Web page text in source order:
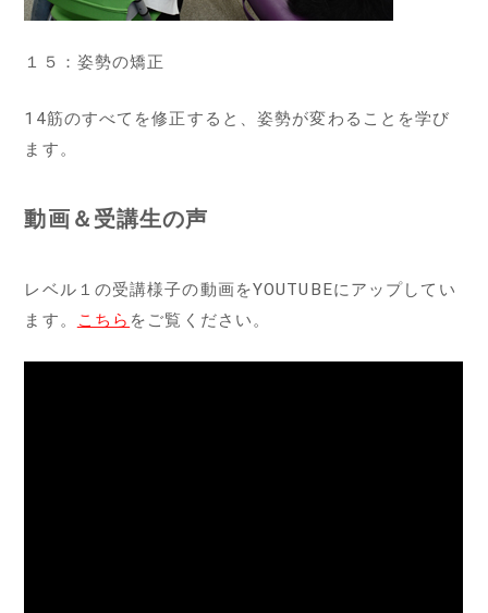
１５：姿勢の矯正
14筋のすべてを修正すると、姿勢が変わることを学び
ます。
動画＆受講生の声
レベル１の受講様子の動画をYOUTUBEにアップしてい
ます。
こちら をご覧ください。